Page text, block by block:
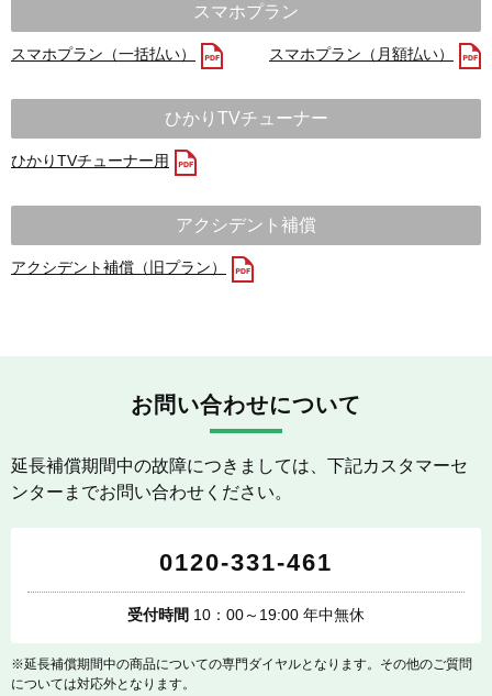
スマホプラン
スマホプラン（一括払い） スマホプラン（月額払い）
ひかりTVチューナー
ひかりTVチューナー用
アクシデント補償
アクシデント補償（旧プラン）
お問い合わせについて
延長補償期間中の故障につきましては、下記カスタマーセ
ンターまでお問い合わせください。
0120-331-461
受付時間 10：00～19:00 年中無休
※延長補償期間中の商品についての専門ダイヤルとなります。その他のご質問
については対応外となります。